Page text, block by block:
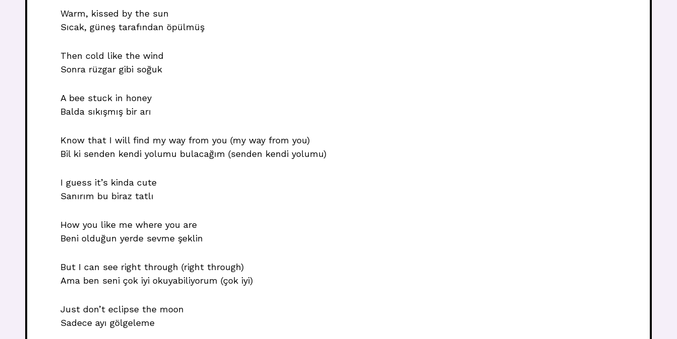
Warm, kissed by the sun
Sıcak, güneş tarafından öpülmüş
Then cold like the wind
Sonra rüzgar gibi soğuk
A bee stuck in honey
Balda sıkışmış bir arı
Know that I will find my way from you (my way from you)
Bil ki senden kendi yolumu bulacağım (senden kendi yolumu)
I guess it’s kinda cute
Sanırım bu biraz tatlı
How you like me where you are
Beni olduğun yerde sevme şeklin
But I can see right through (right through)
Ama ben seni çok iyi okuyabiliyorum (çok iyi)
Just don’t eclipse the moon
Sadece ayı gölgeleme